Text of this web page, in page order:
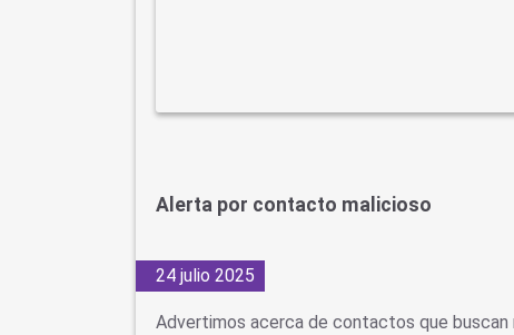
Alerta por contacto malicioso
24 julio 2025
Advertimos acerca de contactos que buscan